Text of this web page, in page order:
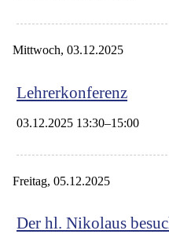
Mittwoch, 03.12.2025
Lehrerkonferenz
03.12.2025 13:30–15:00
Freitag, 05.12.2025
Der hl. Nikolaus